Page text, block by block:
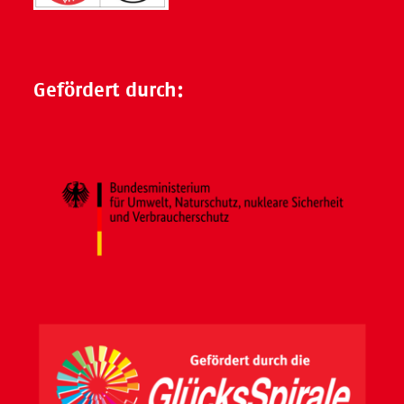
Gefördert durch: